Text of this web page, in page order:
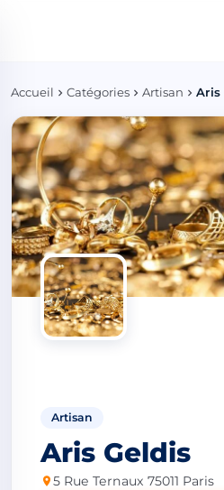
Accueil Catégories Artisan Aris
Artisan
Aris Geldis
5 Rue Ternaux 75011 Paris